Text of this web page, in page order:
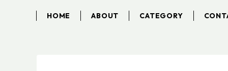
HOME ABOUT CATEGORY